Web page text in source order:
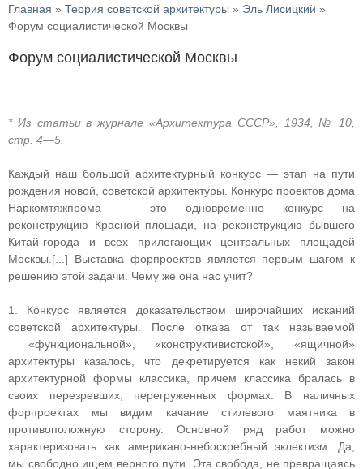
Вы здесь
Главная » Теория советской архитектуры » Эль Лисицкий »
Форум социалистической Москвы
Форум социалистической Москвы
* Из статьи в журнале «Архитектура СССР», 1934, № 10,
стр. 4—5.
Каждый наш большой архитектурный конкурс — этап на пути
рождения новой, советской архитектуры. Конкурс проектов дома
Наркомтяжпрома — это одновременно конкурс на
реконструкцию Красной площади, на реконструкцию бывшего
Китай-города и всех прилегающих центральных площадей
Москвы.[...] Выставка форпроектов является первым шагом к
решению этой задачи. Чему же она нас учит?
1. Конкурс является доказательством широчайших исканий
советской архитектуры. После отказа от так называемой
«функциональной», «конструктивистской», «ящичной»
архитектуры казалось, что декретируется как некий закон
архитектурной формы классика, причем классика бралась в
своих перезревших, перегруженных формах. В наличных
форпроектах мы видим качание стилевого маятника в
противоположную сторону. Основной ряд работ можно
характеризовать как американо-небоскребный эклектизм. Да,
мы свободно ищем верного пути. Эта свобода, не превращаясь